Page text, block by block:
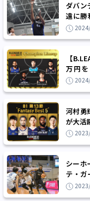
ダバン
遠に勝
ン以来
【
万円
析！
河村勇
が大活
シーホ
テ・ガ
表